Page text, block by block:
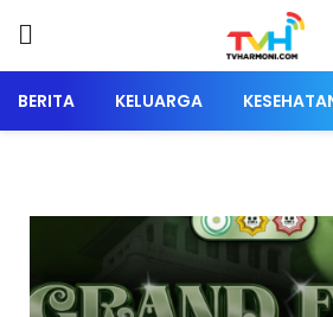
BERITA KELUARGA